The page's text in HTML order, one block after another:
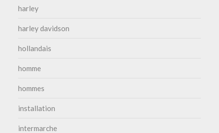
harley
harley davidson
hollandais
homme
hommes
installation
intermarche